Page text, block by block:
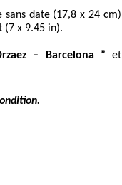
date (17,8 x 24 cm)
x 9.45 in).
– Barcelona ” et